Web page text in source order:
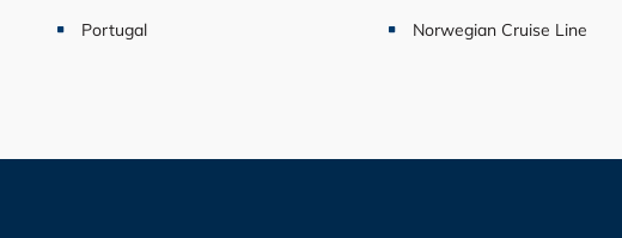
Portugal Norwegian Cruise Line